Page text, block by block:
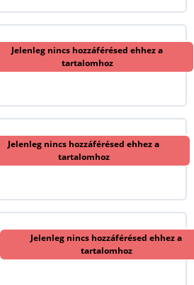
Jelenleg nincs hozzáférésed ehhez a
tartalomhoz
Jelenleg nincs hozzáférésed ehhez a
tartalomhoz
Jelenleg nincs hozzáférésed ehhez a
tartalomhoz